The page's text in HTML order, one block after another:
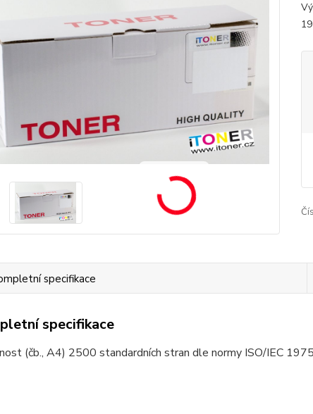
specifikace
specifikace
(čb., A4) 2500 standardních stran dle normy ISO/IEC